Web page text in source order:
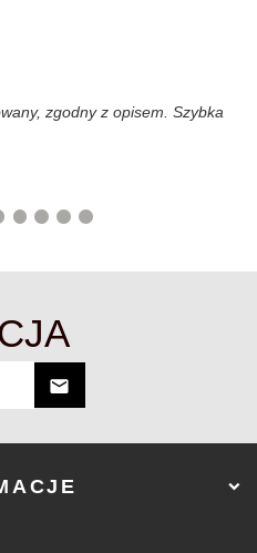
zgodny z opisem. Szybka